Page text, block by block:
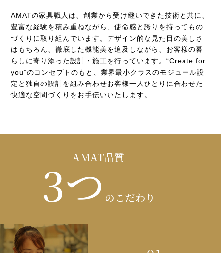
AMATの家具職人は、創業から受け継いできた技術と共に、
豊富な経験を積み重ねながら、使命感と誇りを持ってもの
づくりに取り組んでいます。デザイン的な見た目の美しさ
はもちろん、徹底した機能美を追及しながら、お客様の暮
らしに寄り添った設計・施工を行っています。“Create for
you”のコンセプトのもと、業界最小クラスのモジュール設
定と独自の設計を組み合わせお客様一人ひとりに合わせた
快適な空間づくりをお手伝いいたします。
AMAT品質
3つ のこだわり